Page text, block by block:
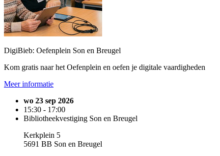
DigiBieb: Oefenplein Son en Breugel
Kom gratis naar het Oefenplein en oefen je digitale vaardigheden
Meer informatie
wo 23 sep 2026
15:30 - 17:00
Bibliotheekvestiging Son en Breugel
Kerkplein 5
5691 BB Son en Breugel